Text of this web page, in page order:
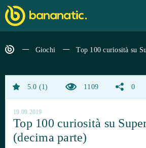
Giochi Top 100 curiosità su
5.0 1 1109 0
19.09.2019
Top 100 curiosità su
(decima parte)